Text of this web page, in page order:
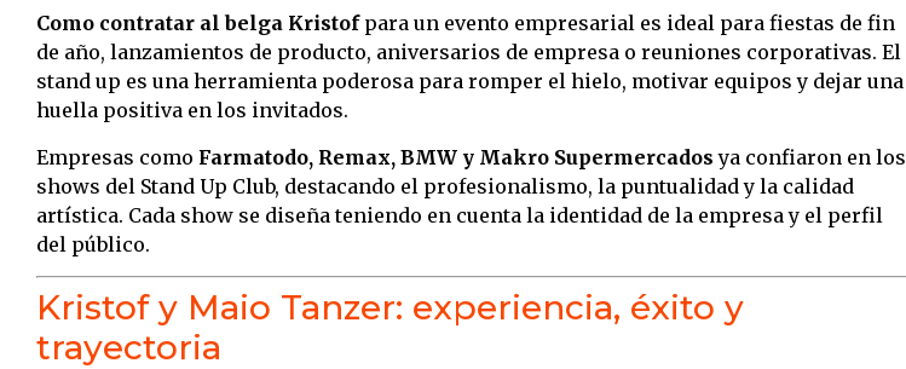
Como contratar al belga Kristofpara un evento empresarial es ideal para fiestas de fin
de año, lanzamientos de producto, aniversarios de empresa o reuniones corporativas. El
stand up es una herramienta poderosa para romper el hielo, motivar equipos y dejar una
huella positiva en los invitados.
Empresas como Farmatodo, Remax, BMW y Makro Supermercados ya confiaron en los
shows del Stand Up Club, destacando el profesionalismo, la puntualidad y la calidad
artística. Cada show se diseña teniendo en cuenta la identidad de la empresa y el perfil
del público.
Kristof y Maio Tanzer: experiencia, éxito y
trayectoria